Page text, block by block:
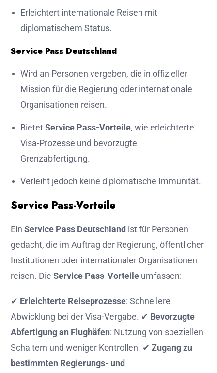
Erleichtert internationale Reisen mit
diplomatischem Status.
Service Pass Deutschland
Wird an Personen vergeben, die in offizieller
Mission für die Regierung oder internationale
Organisationen reisen.
BietetService Pass-Vorteile, wie erleichterte
Visa-Prozesse und bevorzugte
Grenzabfertigung.
Verleiht jedoch keine diplomatische Immunität.
Service Pass-Vorteile
Ein Service Pass Deutschland ist für Personen
gedacht, die im Auftrag der Regierung, öffentlicher
Institutionen oder internationaler Organisationen
reisen. Die Service Pass-Vorteile umfassen:
✔ Erleichterte Reiseprozesse: Schnellere
Abwicklung bei der Visa-Vergabe. ✔ Bevorzugte
Abfertigung an Flughäfen: Nutzung von speziellen
Schaltern und weniger Kontrollen. ✔ Zugang zu
bestimmten Regierungs- und